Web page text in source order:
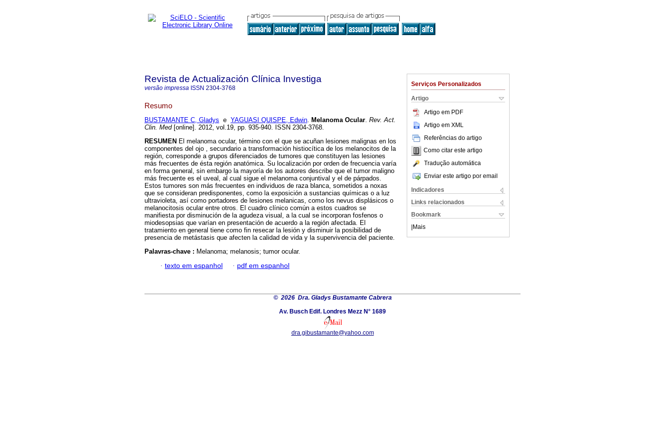
Serviços Personalizados
Artigo
Artigo em PDF
Artigo em XML
Referências do artigo
Como citar este artigo
Tradução automática
Enviar este artigo por email
Indicadores
Links relacionados
Bookmark
Mais
Revista de Actualización Clínica Investiga
versão impressa ISSN 2304-3768
Resumo
BUSTAMANTE C, Gladys e YAGUASI QUISPE, Edwin. Melanoma Ocular. Rev. Act.
Clin. Med[online]. 2012, vol.19, pp. 935-940. ISSN 2304-3768.
RESUMEN El melanoma ocular, término con el que se acuñan lesiones malignas en los
componentes del ojo , secundario a transformación histiocítica de los melanocitos de la
región, corresponde a grupos diferenciados de tumores que constituyen las lesiones
más frecuentes de ésta región anatómica. Su localización por orden de frecuencia varía
en forma general, sin embargo la mayoría de los autores describe que el tumor maligno
más frecuente es el uveal, al cual sigue el melanoma conjuntival y el de párpados.
Estos tumores son más frecuentes en individuos de raza blanca, sometidos a noxas
que se consideran predisponentes, como la exposición a sustancias químicas o a luz
ultravioleta, así como portadores de lesiones melanicas, como los nevus displásicos o
melanocitosis ocular entre otros. El cuadro clínico común a estos cuadros se
manifiesta por disminución de la agudeza visual, a la cual se incorporan fosfenos o
miodesopsias que varían en presentación de acuerdo a la región afectada. El
tratamiento en general tiene como fin resecar la lesión y disminuir la posibilidad de
presencia de metástasis que afecten la calidad de vida y la supervivencia del paciente.
Palavras-chave : Melanoma; melanosis; tumor ocular.
· texto em espanhol · pdf em espanhol
©2026 Dra. Gladys Bustamante Cabrera
Av. Busch Edif. Londres Mezz N° 1689
dra.gibustamante@yahoo.com